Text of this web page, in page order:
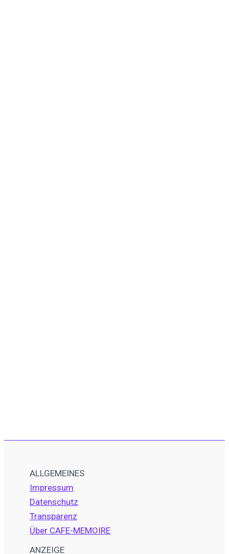
ALLGEMEINES
Impressum
Datenschutz
Transparenz
Über CAFE-MEMOIRE
ANZEIGE